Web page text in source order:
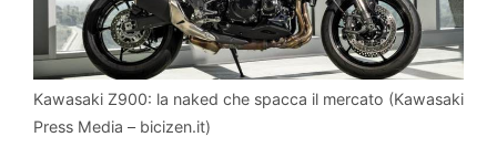
Kawasaki Z900: la naked che spacca il mercato (Kawasaki
Press Media – bicizen.it)